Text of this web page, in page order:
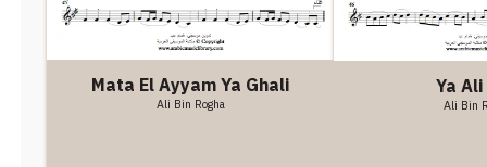
Mata El Ayyam Ya Ghali
Ali Bin Rogha
Ya
Ali Bin